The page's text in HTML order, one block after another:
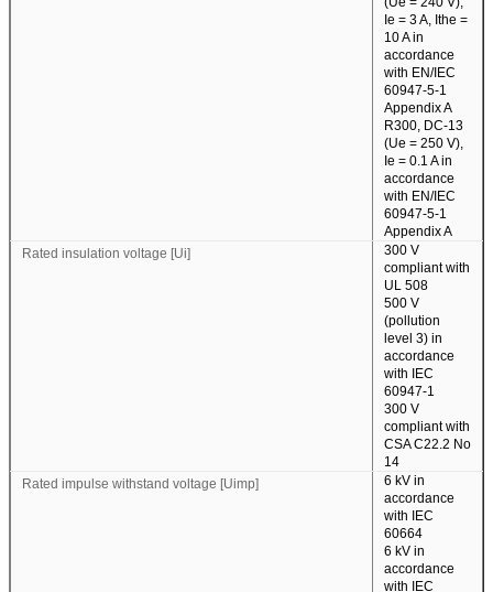
Ie = 3 A, Ithe =
10 A in
accordance
with EN/IEC
60947-5-1
Appendix A
R300, DC-13
(Ue = 250 V),
Ie = 0.1 A in
accordance
with EN/IEC
60947-5-1
Appendix A
Rated insulation voltage [Ui]
300 V
compliant with
UL 508
500 V
(pollution
level 3) in
accordance
with IEC
60947-1
300 V
compliant with
CSA C22.2 No
14
Rated impulse withstand voltage [Uimp]
6 kV in
accordance
with IEC
60664
6 kV in
accordance
with IEC